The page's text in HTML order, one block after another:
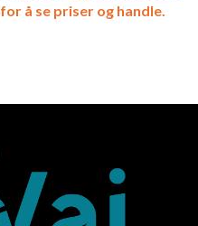
for å se priser og handle.